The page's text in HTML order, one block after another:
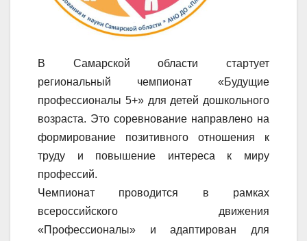
В Самарской области стартует
региональный чемпионат «Будущие
профессионалы 5+» для детей дошкольного
возраста. Это соревнование направлено на
формирование позитивного отношения к
труду и повышение интереса к миру
профессий.
Чемпионат проводится в рамках
всероссийского движения
«Профессионалы» и адаптирован для